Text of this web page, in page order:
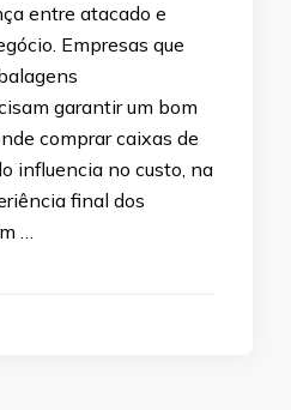
entre atacado e
Empresas que
garantir um bom
comprar caixas de
influencia no custo, na
final dos
…